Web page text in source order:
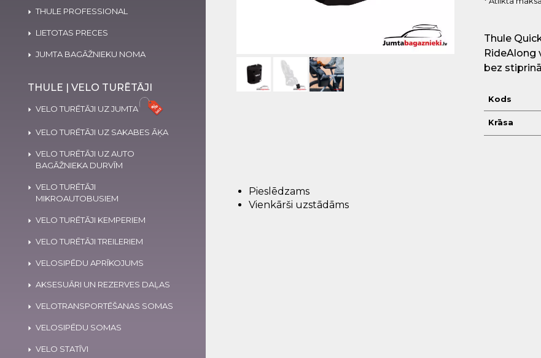
THULE PROFESSIONAL
LIETOTAS PRECES
JUMTA BAGĀŽNIEKU NOMA
THULE | VELO TURĒTĀJI
VELO TURĒTĀJI UZ JUMTA
VELO TURĒTĀJI UZ SAKABES ĀĶA
VELO TURĒTĀJI UZ AUTO
BAGĀŽNIEKA DURVĪM
VELO TURĒTĀJI
MIKROAUTOBUSIEM
VELO TURĒTĀJI KEMPERIEM
VELO TURĒTĀJI TREILERIEM
VELOSIPĒDU APRĪKOJUMS
AKSESUĀRI UN REZERVES DAĻAS
VELOTRANSPORTĒŠANAS SOMAS
VELOSIPĒDU SOMAS
VELO STATĪVI
Thule
RideAlong
bez
Kods
Krāsa
Pieslēdzams
Vienkārši uzstādāms